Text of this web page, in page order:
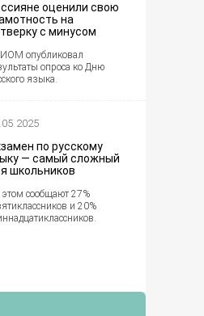
оценили свою
на
с минусом
опубликовал
опроса ко Дню
языка.
по русскому
— самый сложный
школьников
сообщают 27%
и 20%